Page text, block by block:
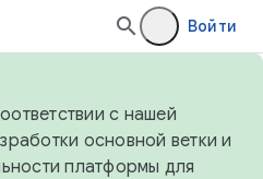
Войти
с нашей
основной ветки и
платформы для